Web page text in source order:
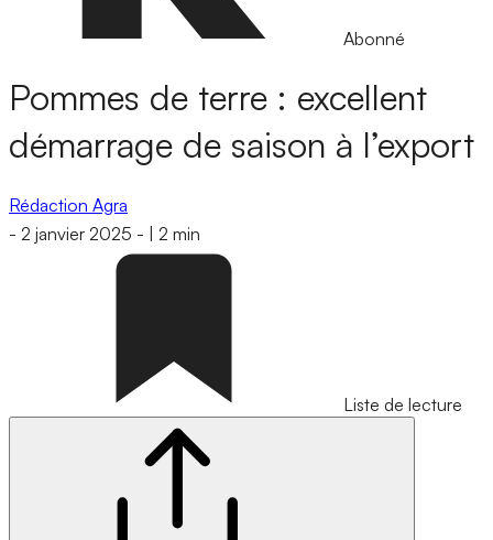
Abonné
Pommes de terre : excellent
démarrage de saison à l’export
Rédaction Agra
- 2 janvier 2025 - 2 min
Liste de lecture